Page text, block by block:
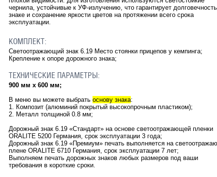
чернила, устойчивые к УФ-излучению, что гарантирует
знаке и сохранение яркости цветов на протяжении всего срока
эксплуатации.
КОМПЛЕКТ:
Светоотражающий знак 6.19 Место стоянки прицепов у кемпинга;
Крепление к опоре дорожного знака;
ТЕХНИЧЕСКИЕ ПАРАМЕТРЫ:
900 мм х 600 мм;
В меню вы можете выбрать основу знака:
1. Композит (алюминий покрытый высокопрочным пластиком);
2. Металл толщиной 0.8 мм;
Дорожный знак 6.19 «Стандарт» на основе светоотражающей пленки
ORALITE 5200 Германия, срок эксплуатации 3 года;
Дорожный знак 6.19 «Премиум» печать выполняется на
плене ORALITE 6710 Германия, срок эксплуатации 7 лет;
Выполняем печать дорожных знаков любых размеров под ваши
требования в короткие сроки.